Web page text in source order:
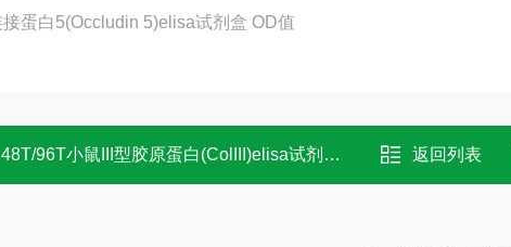
48T/96T小鼠III型胶原蛋白(ColIII)elisa试剂盒 OD值 返回列表